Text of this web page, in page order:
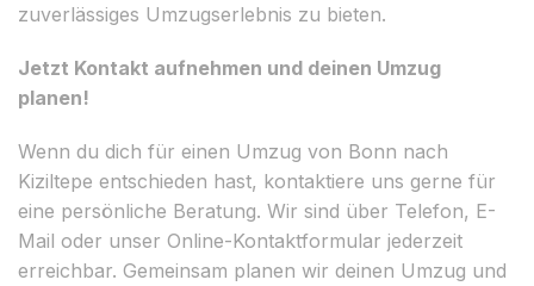
zuverlässiges Umzugserlebnis zu bieten.
Jetzt Kontakt aufnehmen und deinen Umzug
planen!
Wenn du dich für einen Umzug von Bonn nach
Kiziltepe entschieden hast, kontaktiere uns gerne für
eine persönliche Beratung. Wir sind über Telefon, E-
Mail oder unser Online-Kontaktformular jederzeit
erreichbar. Gemeinsam planen wir deinen Umzug und